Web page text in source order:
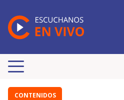
CONTENIDOS